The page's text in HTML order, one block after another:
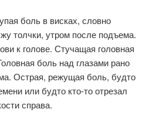
боль в висках, словно
толчки, утром после подъема.
к голове. Стучащая головная
боль над глазами рано
Острая, режущая боль, будто
или будто кто-то отрезал
справа.